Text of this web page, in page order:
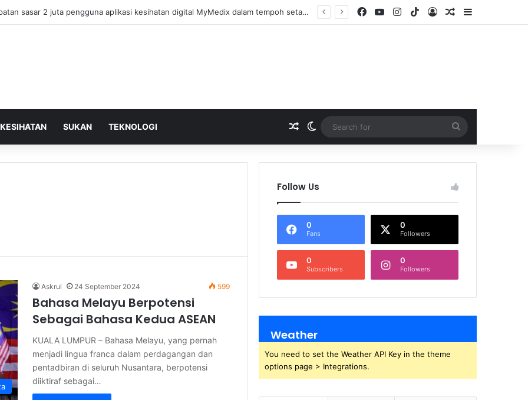
Startup AI tempatan sasar 2 juta pengguna aplikasi kesihatan digital MyMedix dalam tempoh setahun FacebookYouTubeInstagram
TikTokLog InRandom Article
KESIHATAN SUKAN TEKNOLOGI Random Article
Switch skin
for
Askrul 24 September 2024 599
Bahasa Melayu Berpotensi
Sebagai Bahasa Kedua ASEAN
KUALA LUMPUR – Bahasa Melayu, yang pernah
menjadi lingua franca dalam perdagangan dan
pentadbiran di seluruh Nusantara, berpotensi
diiktiraf sebagai…
Follow Us
0
Fans
0
Followers
0
Subscribers
0
Followers
Weather
You need to set the Weather API Key in the theme
options page > Integrations.